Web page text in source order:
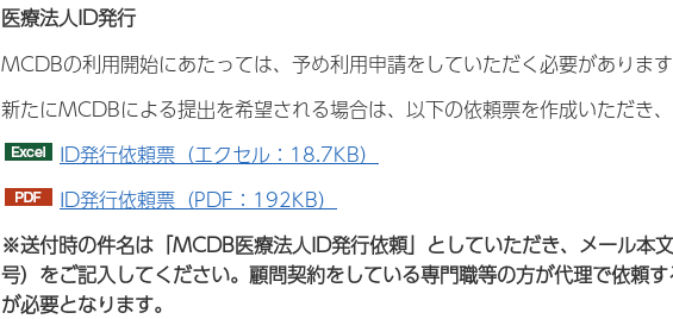
医療法人ID発行
MCDBの利用開始にあたっては、予め利用申請をしていただく必要があります
新たにMCDBによる提出を希望される場合は、以下の依頼票を作成いただき
ID発行依頼票（エクセル：18.7KB）
ID発行依頼票（PDF：192KB）
※送付時の件名は「MCDB医療法人ID発行依頼」としていただき、メール本
号）をご記入してください。顧問契約をしている専門職等の方が代理で依頼
が必要となります。